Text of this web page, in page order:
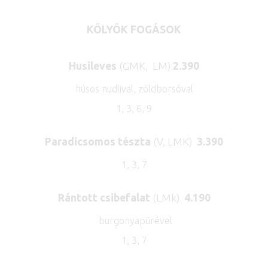
KÖLYÖK FOGÁSOK
Husileves (GMK, LM) 2.390
húsos nudlival, zöldborsóval
1, 3, 6, 9
Paradicsomos tészta (V, LMK) 3.390
1, 3, 7
Rántott csibefalat (LMk) 4.190
burgonyapürével
1, 3, 7